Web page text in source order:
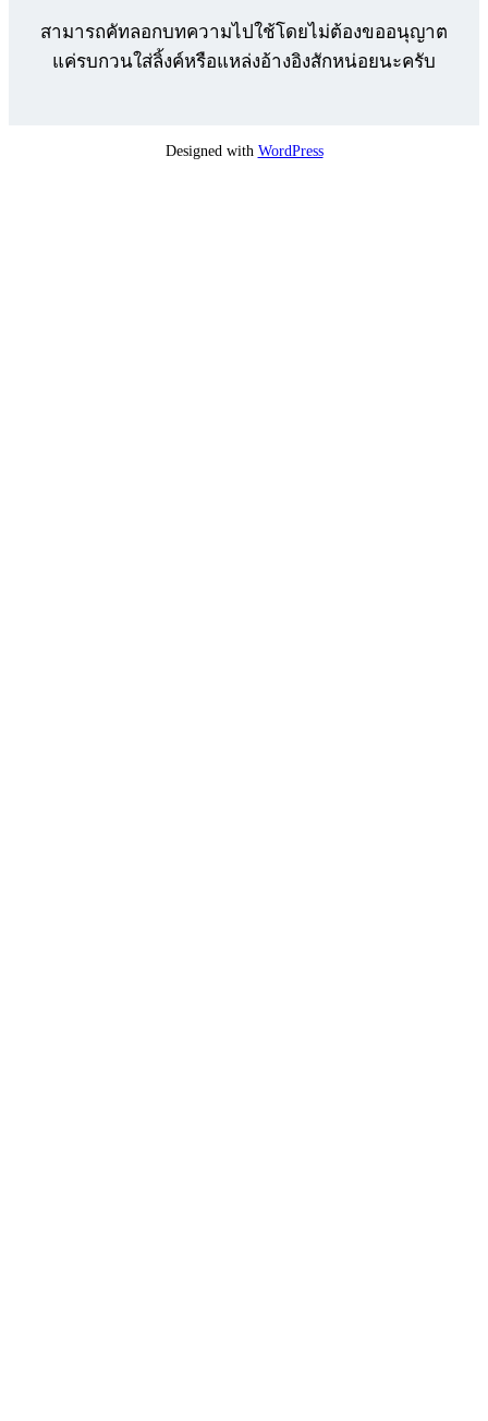
สามารถคัทลอกบทความไปใช้โดยไม่ต้องขออนุญาต
แค่รบกวนใส่ลิ้งค์หรือแหล่งอ้างอิงสักหน่อยนะครับ
Designed with WordPress